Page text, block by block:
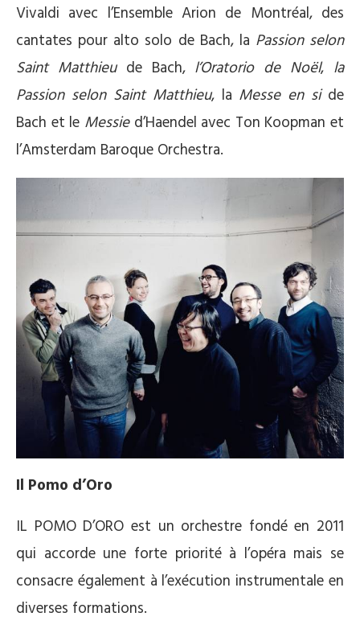
Vivaldi avec l’Ensemble Arion de Montréal, des
cantates pour alto solo de Bach, la Passion selon
Saint Matthieude Bach, l’Oratorio de Noël, la
Passion selon Saint Matthieu, la Messe en side
Bach et le Messied’Haendel avec Ton Koopman et
l’Amsterdam Baroque Orchestra.
Il Pomo d’Oro
IL POMO D’ORO est un orchestre fondé en 2011
qui accorde une forte priorité à l’opéra mais se
consacre également à l’exécution instrumentale en
diverses formations.